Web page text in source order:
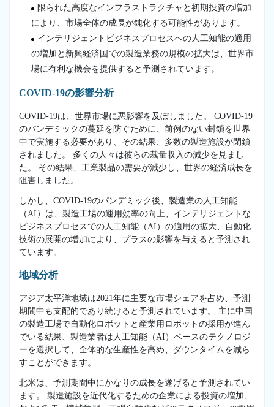
限られた高度なインフラストラクチャと初期投資の増加
により、市場全体の成長が鈍化する可能性があります。
インテリジェントビジネスプロセスへの人工知能の適用
の増加と新興経済国での製造業務の規模の拡大は、世界市
場に有利な機会を提供すると予測されています。
COVID-19の影響分析
COVID-19は、世界市場に悪影響を及ぼしました。 COVID-19
のパンデミックの蔓延を防ぐために、前例のない封鎖を世界
中で実施する必要があり、その結果、多数の製造施設が閉鎖
されました。 多くの人々は彼らの裁量収入の減少を見まし
た。 その結果、工業製品の需要が減少し、世界の経済成長を
阻害しました。
しかし、COVID-19のパンデミック後、製造業の人工知能
（AI）は、製造工場の運用効率の向上、インテリジェントな
ビジネスプロセスでの人工知能（AI）の適用の拡大、自動化
技術の展開の増加により、プラスの影響を与えると予測され
ています。
地域分析
アジア太平洋地域は2021年に主要な市場シェアを占め、予測
期間中も支配的であり続けると予測されています。 主に中国
の製造工場で自動化ロボットと産業用ロボットの採用が進ん
でいる結果、製造業者は人工知能（AI）ベースのテクノロジ
ーを選択して、全体的な生産性を高め、ダウンタイムを減ら
すことができます。
北米は、予測期間中にかなりの成長を遂げると予測されてい
ます。 製造施設を近代化するための企業による投資の増加、